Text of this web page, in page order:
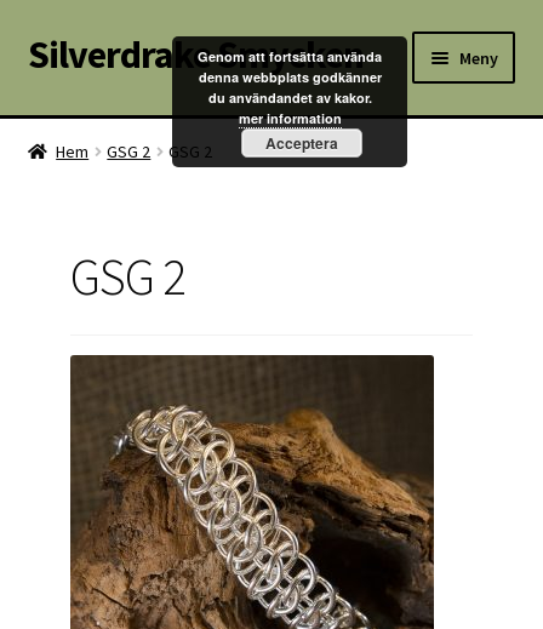
Hoppa
till
Hoppa
till
Silverdrake Smycken Meny
Hem
Mitt konto
Hem GSG 2 GSG 2
GSG 2
Genom att fortsätta använda
denna webbplats godkänner
du användandet av kakor.
mer information
Acceptera